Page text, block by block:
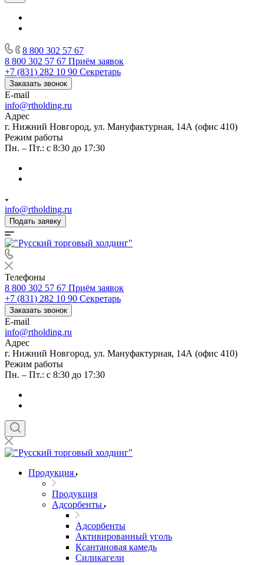
8 800 302 57 67
8 800 302 57 67 Приём заявок
+7 (831) 282 10 90 Секретарь
Заказать звонок
E-mail
info@rtholding.ru
Адрес
г. Нижний Новгород, ул. Мануфактурная, 14А (офис 410)
Режим работы
Пн. – Пт.: с 8:30 до 17:30
info@rtholding.ru
Подать заявку
Телефоны
8 800 302 57 67 Приём заявок
+7 (831) 282 10 90 Секретарь
Заказать звонок
E-mail
info@rtholding.ru
Адрес
г. Нижний Новгород, ул. Мануфактурная, 14А (офис 410)
Режим работы
Пн. – Пт.: с 8:30 до 17:30
Продукция
Продукция
Адсорбенты
Адсорбенты
Активированный уголь
Ксантановая камедь
Силикагели